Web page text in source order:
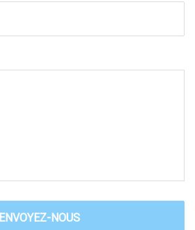
ENVOYEZ-NOUS